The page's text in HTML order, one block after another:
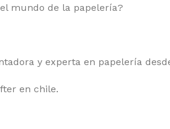
mundo de la papelería?
y experta en papelería
en chile.